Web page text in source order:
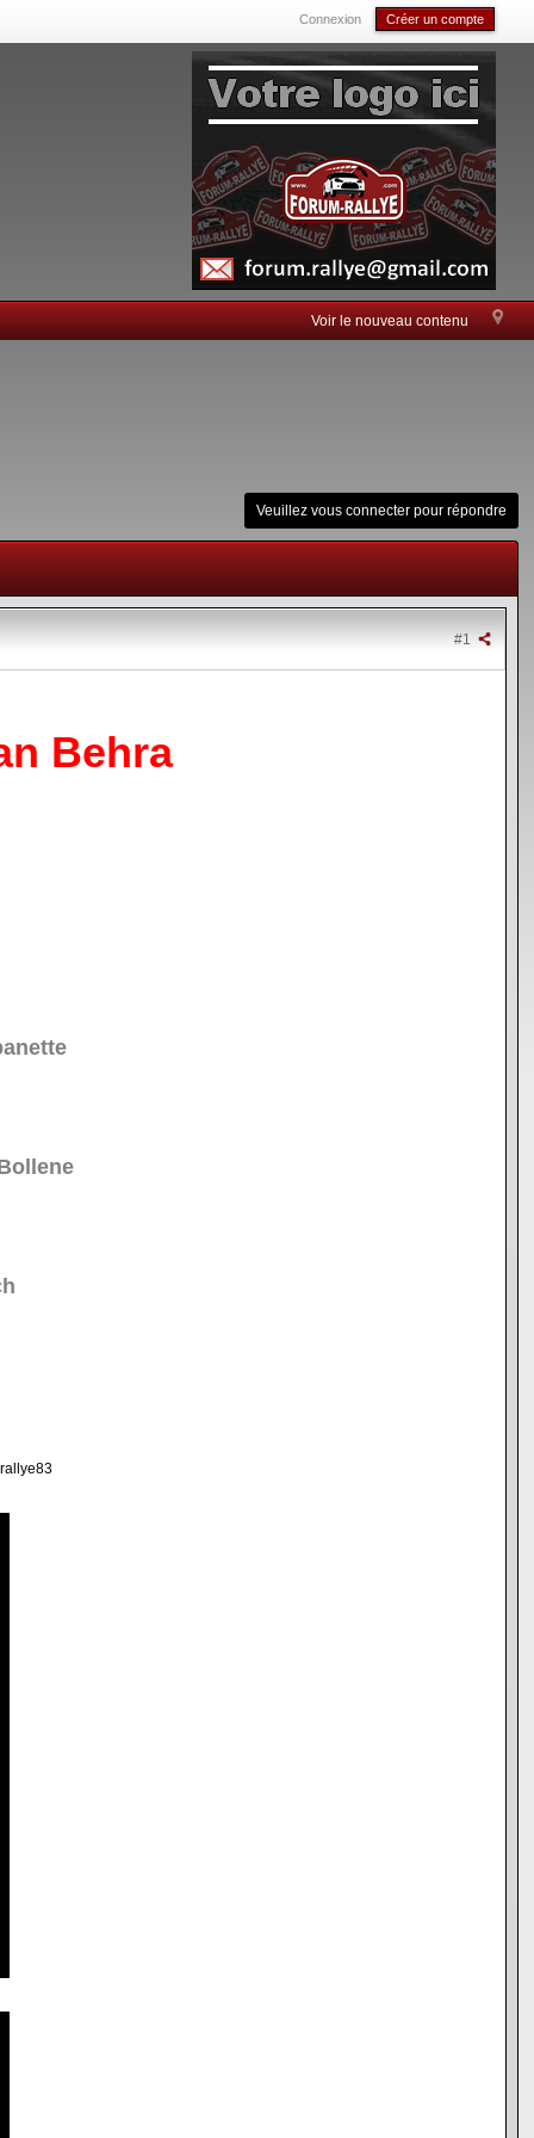
Connexion Créer un compte
Voir le nouveau contenu
Veuillez vous connecter pour répondre
#1
Behra